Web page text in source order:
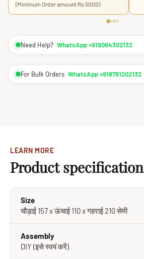
(Minimum Order amount Rs 5000)
Need Help? WhatsApp +919084302132
For Bulk Orders WhatsApp +918791202132
LEARN MORE
Product specification
Size
चौड़ाई 157 x ऊंचाई 110 x गहराई 210 सेमी
Assembly
DIY (इसे स्वयं करें)